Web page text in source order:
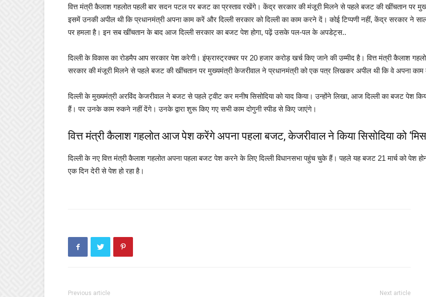
वित्त मंत्री कैलाश गहलोत पहली बार सदन पटल पर बजट का प्रस्ताव रखेंगे। केंद्र सरकार की मंजूरी मिलने से पहले बजट की खींचतान पर
इसमें उनकी अपील थी कि प्रधानमंत्री अपना काम करें और दिल्ली सरकार को दिल्ली का काम करने दें। कोई टिप्पणी नहीं, केंद्र सरकार ने
पर हमला है। इन सब खींचतान के बाद आज दिल्ली सरकार का बजट पेश होगा, पढ़ें उसके पल-पल के अपडेट्स..
दिल्ली के विकास का रोडमैप आप सरकार पेश करेगी। इंफ्रास्ट्रक्चर पर 20 हजार करोड़ खर्च किए जाने की उम्मीद है। वित्त मंत्री कैलाश
सरकार की मंजूरी मिलने से पहले बजट की खींचतान पर मुख्यमंत्री केजरीवाल ने प्रधानमंत्री को एक पत्र लिखकर अपील थी कि वे अपना
दिल्ली के मुख्यमंत्री अरविंद केजरीवाल ने बजट से पहले ट्वीट कर मनीष सिसोदिया को याद किया। उन्होंने लिखा, आज दिल्ली का बजट पेश
हैं। पर उनके काम रुकने नहीं देंगे। उनके द्वारा शुरू किए गए सभी काम दोगुनी स्पीड से किए जाएंगे।
वित्त मंत्री कैलाश गहलोत आज पेश करेंगे अपना पहला बजट, केजरीवाल ने किया सिसोदिया को
दिल्ली के नए वित्त मंत्री कैलाश गहलोत अपना पहला बजट पेश करने के लिए दिल्ली विधानसभा पहुंच चुके हैं। पहले यह बजट 21 मार्च को पेश
एक दिन देरी से पेश हो रहा है।
Previous article Next article